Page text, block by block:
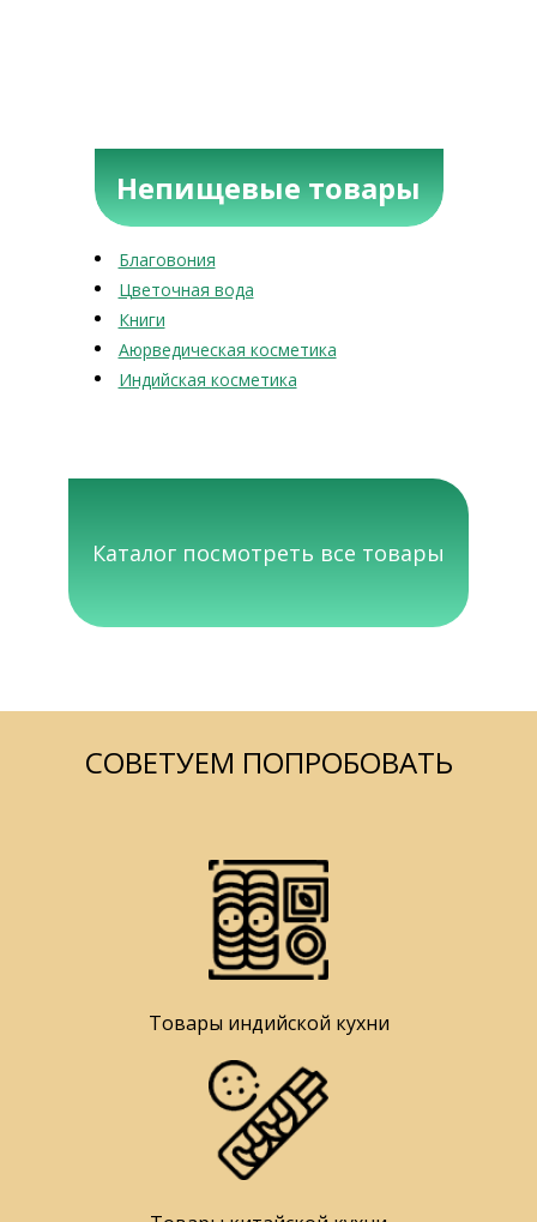
Непищевые товары
Благовония
Цветочная вода
Книги
Аюрведическая косметика
Индийская косметика
Каталог посмотреть все товары
СОВЕТУЕМ ПОПРОБОВАТЬ
Товары индийской кухни